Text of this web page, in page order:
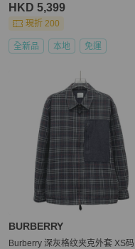
HKD 5,399
現折 200
全新品 本地 免運
BURBERRY
Burberry 深灰格纹夹克外套 XS码